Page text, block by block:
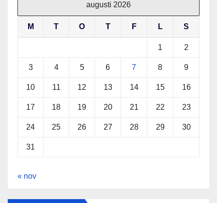
augusti 2026
M T O T F L S
1 2
3 4 5 6 7 8 9
10 11 12 13 14 15 16
17 18 19 20 21 22 23
24 25 26 27 28 29 30
31
« nov